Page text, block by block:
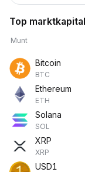
Top
Munt
Bitcoin
BTC
Ethereum
ETH
Solana
SOL
XRP
XRP
USD1